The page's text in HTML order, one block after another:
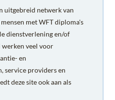
uitgebreid netwerk van
met WFT diploma's
dienstverlening en/of
veel voor
en
service providers en
deze site ook aan als